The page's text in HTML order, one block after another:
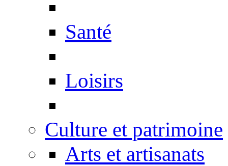
Santé
Loisirs
Culture et patrimoine
Arts et artisanats